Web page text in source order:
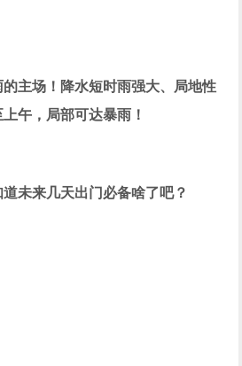
主场！ 降水短时雨强大、局地性
午， 局部可达暴雨！
未来几天出门必备啥了吧？